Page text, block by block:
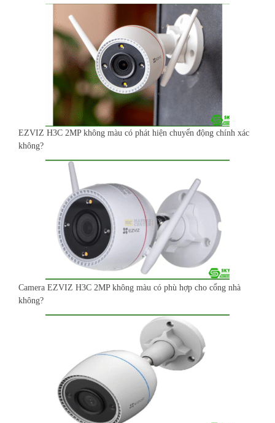
EZVIZ H3C 2MP không màu có phát hiện chuyển động chính xác
không?
Camera EZVIZ H3C 2MP không màu có phù hợp cho cổng nhà
không?